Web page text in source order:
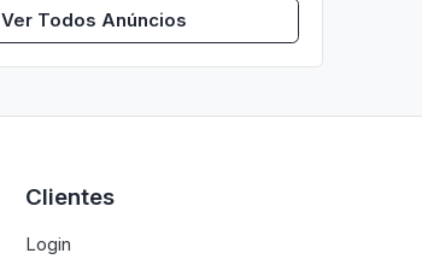
Ver Todos Anúncios
Clientes
Login